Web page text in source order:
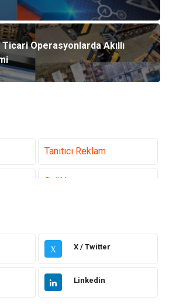
Ticari Operasyonlarda Akıllı
Tanıtıcı Reklam
Sağlık
Moda
Elektronik
X X / Twitter
Linkedin